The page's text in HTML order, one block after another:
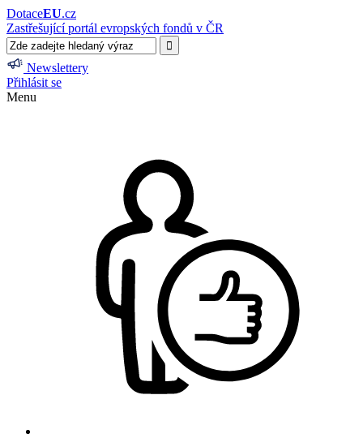
DotaceEU.cz
Zastřešující portál evropských fondů v ČR
Newslettery
Přihlásit se
Menu